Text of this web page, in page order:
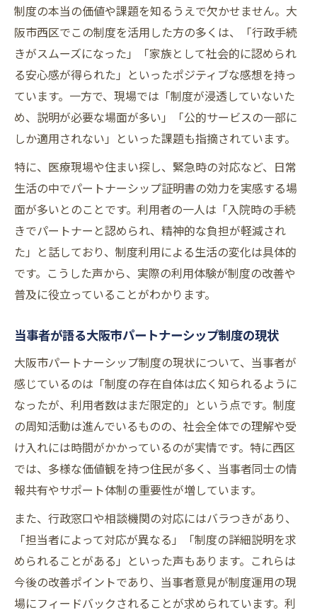
制度の本当の価値や課題を知るうえで欠かせません。大
阪市西区でこの制度を活用した方の多くは、「行政手続
きがスムーズになった」「家族として社会的に認められ
る安心感が得られた」といったポジティブな感想を持っ
ています。一方で、現場では「制度が浸透していないた
め、説明が必要な場面が多い」「公的サービスの一部に
しか適用されない」といった課題も指摘されています。
特に、医療現場や住まい探し、緊急時の対応など、日常
生活の中でパートナーシップ証明書の効力を実感する場
面が多いとのことです。利用者の一人は「入院時の手続
きでパートナーと認められ、精神的な負担が軽減され
た」と話しており、制度利用による生活の変化は具体的
です。こうした声から、実際の利用体験が制度の改善や
普及に役立っていることがわかります。
当事者が語る大阪市パートナーシップ制度の現状
大阪市パートナーシップ制度の現状について、当事者が
感じているのは「制度の存在自体は広く知られるように
なったが、利用者数はまだ限定的」という点です。制度
の周知活動は進んでいるものの、社会全体での理解や受
け入れには時間がかかっているのが実情です。特に西区
では、多様な価値観を持つ住民が多く、当事者同士の情
報共有やサポート体制の重要性が増しています。
また、行政窓口や相談機関の対応にはバラつきがあり、
「担当者によって対応が異なる」「制度の詳細説明を求
められることがある」といった声もあります。これらは
今後の改善ポイントであり、当事者意見が制度運用の現
場にフィードバックされることが求められています。利